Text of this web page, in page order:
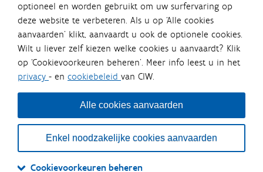
optioneel en worden gebruikt om uw surfervaring op
deze website te verbeteren. Als u op ‘Alle cookies
aanvaarden’ klikt, aanvaardt u ook de optionele cookies.
Wilt u liever zelf kiezen welke cookies u aanvaardt? Klik
op ‘Cookievoorkeuren beheren’. Meer info leest u in het
privacy - en cookiebeleid van CIW.
Alle cookies aanvaarden
Enkel noodzakelijke cookies aanvaarden
Cookievoorkeuren beheren
Integraalwaterbeleid.be is een
officiële website van de Vlaamse
overheid
uitgegeven door Coördinatiecommissie Integraal
Waterbeleid
De Coördinatiecommissie Integraal Waterbeleid (CIW) is een
bestuursniveaus die bij het waterbeleid betrokken zijn. Ook
waterbedrijven nemen deel aan het overleg. Deze
samenwerking zorgt voor een gecoördineerde en
geïntegreerde aanpak van het waterbeleid en waterbeheer
in Vlaanderen.
OVER CIW DISCLAIMER PRIVACY